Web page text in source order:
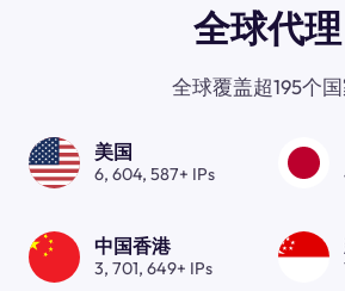
全球代理
全球覆盖超195个
美国
6, 604, 587+ IPs
中国香港
3, 701, 649+ IPs